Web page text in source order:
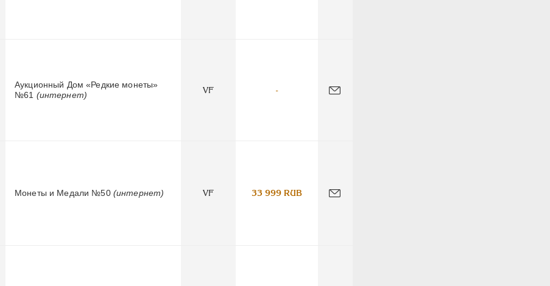
Аукционный Дом «Редкие монеты»
№61 (интернет)
VF -
Монеты и Медали №50 (интернет) VF 33 999 RUB